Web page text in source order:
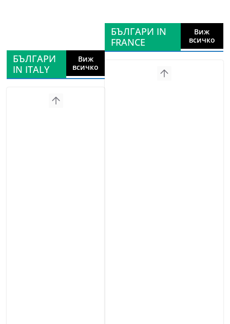
БЪЛГАРИ
IN ITALY
Виж
всичко
БЪЛГАРИ IN
FRANCE
Виж
всичко